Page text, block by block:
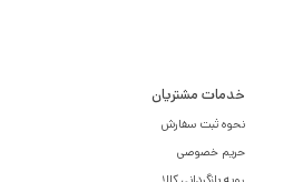
خدمات مشتریان
نحوه ثبت سفارش
حریم خصوصی